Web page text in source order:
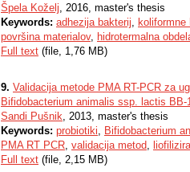
Špela Koželj, 2016, master's thesis
Keywords: adhezija bakterij, koliformne
površina materialov, hidrotermalna
Full text (file, 1,76 MB)
9. Validacija metode PMA RT-PCR za
Bifidobacterium animalis ssp. lactis
Sandi Pušnik, 2013, master's thesis
Keywords: probiotiki, Bifidobacterium
PMA RT PCR, validacija metod,
Full text (file, 2,15 MB)